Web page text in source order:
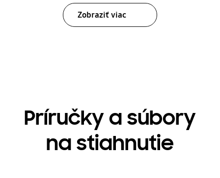
Zobraziť viac
Príručky a súbory
na stiahnutie